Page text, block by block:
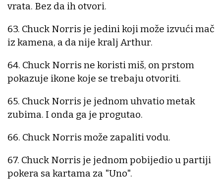
vrata. Bez da ih otvori.
63. Chuck Norris je jedini koji može izvući mač
iz kamena, a da nije kralj Arthur.
64. Chuck Norris ne koristi miš, on prstom
pokazuje ikone koje se trebaju otvoriti.
65. Chuck Norris je jednom uhvatio metak
zubima. I onda ga je progutao.
66. Chuck Norris može zapaliti vodu.
67. Chuck Norris je jednom pobijedio u partiji
pokera sa kartama za "Uno".